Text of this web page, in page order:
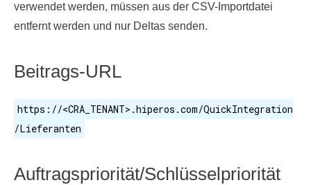
verwendet werden, müssen aus der CSV-Importdatei
entfernt werden und nur Deltas senden.
Beitrags-URL
https://<CRA_TENANT>.hiperos.com/QuickIntegration
/Lieferanten
Auftragspriorität/Schlüsselpriorität